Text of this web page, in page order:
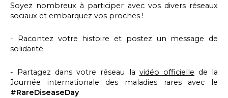
Soyez nombreux à participer avec vos divers réseaux
sociaux et embarquez vos proches !
- Racontez votre histoire et postez un message de
solidarité.
- Partagez dans votre réseau la vidéo officielle de la
Journée internationale des maladies rares avec le
#RareDiseaseDay